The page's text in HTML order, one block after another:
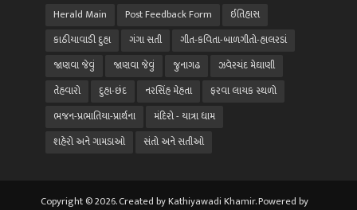
Herald Main Post Feedback Form
ઈતિહાસ
કાઠીયાવાડી દુહા
ગંગા સતી
ગીત-કવિતા-બાળગીતો-હાલરડાં
જાણવા જેવું
જાણવા જેવું જુનાગઢ
ઝવેરચંદ મેઘાણી
તેહવારો
દુહા-છંદ નરસિંહ મેહતા
ફરવા લાયક સ્થળો
ભજન-પ્રભાતિયા-પ્રાર્થના
મંદિરો - યાત્રા ધામ
શહેરો અને ગામડાઓ
સંતો અને સતીઓ
Copyright © 2026. Created by Kathiyawadi Khamir. Powered by